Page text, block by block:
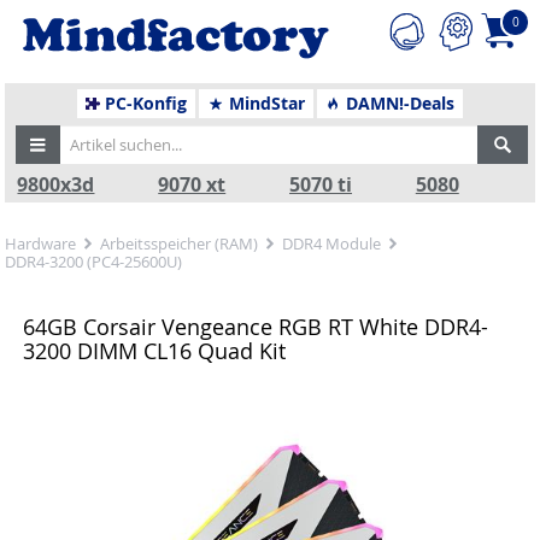
0
PC-Konfig MindStar DAMN!-Deals
9800x3d 9070 xt 5070 ti 5080
Hardware Arbeitsspeicher (RAM)
DDR4 Module
DDR4-3200 (PC4-25600U)
64GB Corsair Vengeance RGB RT White DDR4-
3200 DIMM CL16 Quad Kit